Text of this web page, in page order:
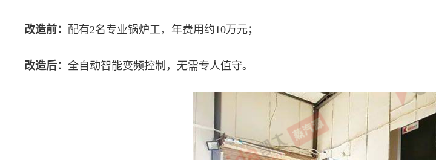
改造前： 配有2名专业锅炉工，年费用约10万元；
改造后：全自动智能变频控制，无需专人值守。